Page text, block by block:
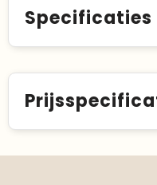
Specificaties